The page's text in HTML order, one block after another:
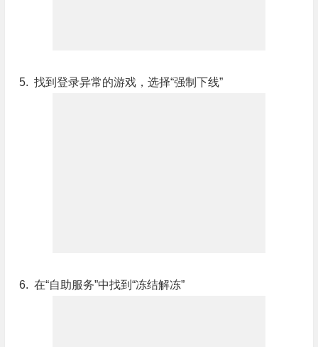
5. 找到登录异常的游戏，选择“强制下线”
6. 在“自助服务”中找到“冻结解冻”